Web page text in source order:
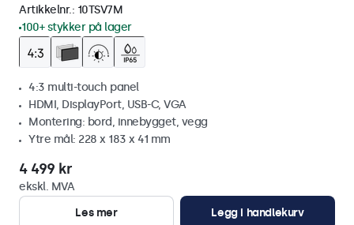
Artikkelnr.: 10TSV7M
100+ stykker på lager
4:3 multi-touch panel
HDMI, DisplayPort, USB-C, VGA
Montering: bord, innebygget, vegg
Ytre mål: 228 x 183 x 41 mm
4 499 kr
ekskl. MVA
Les mer
Legg i handlekurv